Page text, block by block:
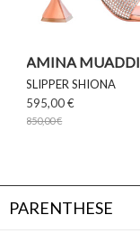
AMINA MUADDI
SLIPPER SHIONA
595,00 €
850,00 €
PARENTHESE